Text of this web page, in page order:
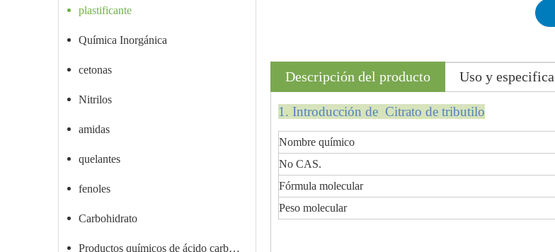
plastificante
Química Inorgánica
cetonas
Nitrilos
amidas
quelantes
fenoles
Carbohidrato
Productos químicos de ácido carboxílico
Descripción del producto Uso y
1. Introducción de Citrato de tributilo
Nombre químico
No CAS.
Fórmula molecular
Peso molecular